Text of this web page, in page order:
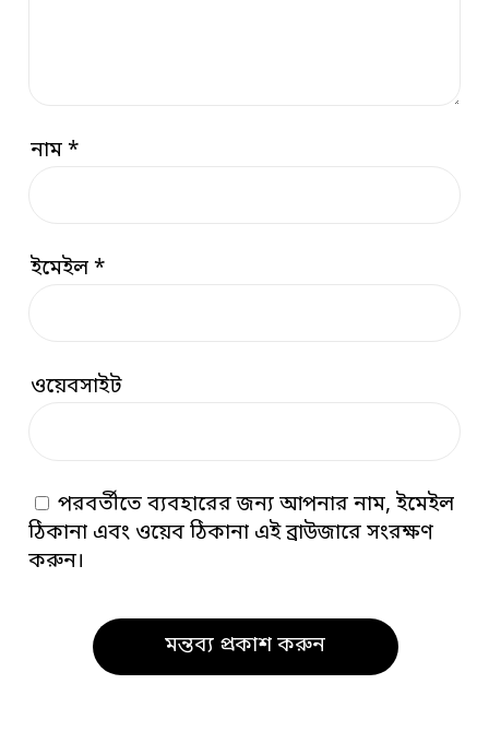
নাম*
ইমেইল*
ওয়েবসাইট
পরবর্তীতে ব্যবহারের জন্য আপনার নাম, ইমেইল
ঠিকানা এবং ওয়েব ঠিকানা এই ব্রাউজারে সংরক্ষণ
করুন।